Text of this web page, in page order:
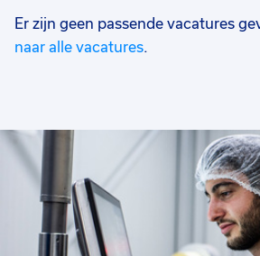
Sluiten
Er zijn geen passende vacatures
naar alle vacatures.